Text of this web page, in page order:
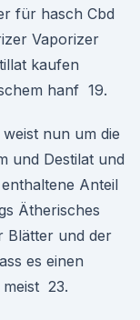
für hasch Cbd
Vaporizer
kaufen
hanf 19.
nun um die
und Destilat und
Anteil
Ätherisches
Blätter und der
es einen
23.